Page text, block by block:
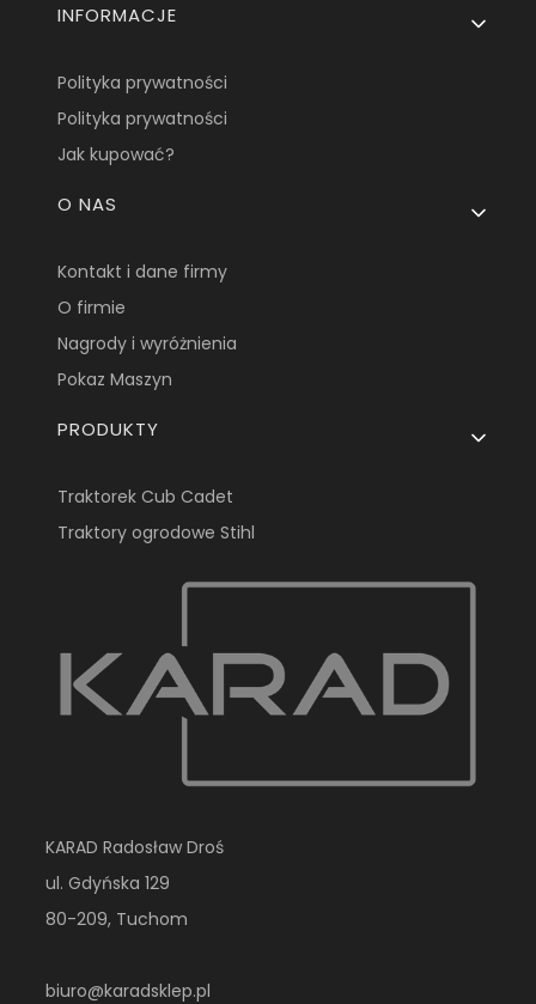
INFORMACJE
Polityka prywatności
Polityka prywatności
Jak kupować?
O NAS
Kontakt i dane firmy
O firmie
Nagrody i wyróżnienia
Pokaz Maszyn
PRODUKTY
Traktorek Cub Cadet
Traktory ogrodowe Stihl
KARAD Radosław Droś
ul. Gdyńska 129
80-209, Tuchom
biuro@karadsklep.pl